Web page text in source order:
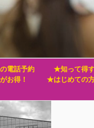
電話予約
★知って得
お得！
★はじめての